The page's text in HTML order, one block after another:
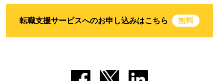
転職支援サービスへのお申し込みはこちら 無料